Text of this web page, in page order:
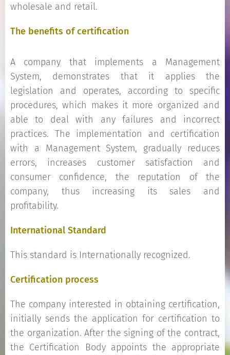
wholesale and retail.
The benefits of certification
A company that implements a Management
System, demonstrates that it applies the
legislation and operates, according to specific
procedures, which makes it more organized and
able to deal with any failures and incorrect
practices. The implementation and certification
with a Management System, gradually reduces
errors, increases customer satisfaction and
consumer confidence, the reputation of the
company, thus increasing its sales and
profitability.
International Standard
This standard is Internationally recognized.
Certification process
The company interested in obtaining certification,
initially sends the application for certification to
the organization. After the signing of the contract,
the Certification Body appoints the appropriate